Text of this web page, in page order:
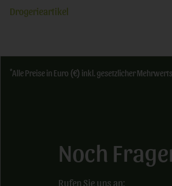
Drogerieartikel
*Alle Preise in Euro (€) inkl. gesetzlicher
Noch
Rufen Sie uns an: